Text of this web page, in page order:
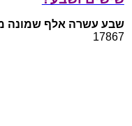
שבע עשרה אלף שמונה
17867